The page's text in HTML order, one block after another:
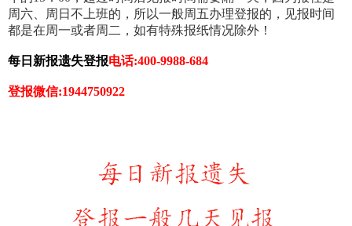
周六、周日不上班的，所以一般周五办理登报的，见报时间
都是在周一或者周二，如有特殊报纸情况除外！
每日新报遗失登报电话:400-9988-684
登报微信:1944750922